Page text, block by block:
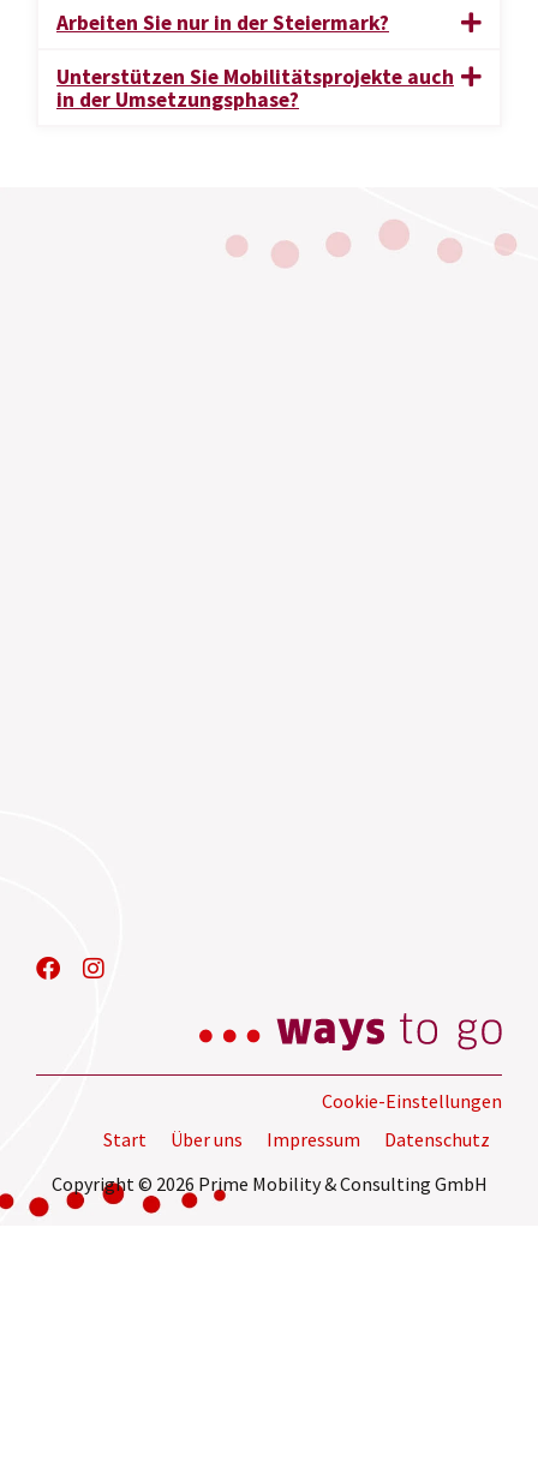
Arbeiten Sie nur in der Steiermark?
Unterstützen Sie Mobilitätsprojekte auch
in der Umsetzungsphase?
Copyright © 2026 Prime Mobility & Consulting GmbH
Cookie-Einstellungen
Start
Über uns Impressum Datenschutz